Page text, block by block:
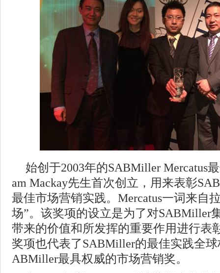
始创于2003年的SABMiller Mercatus
am Mackay先生首次创立，用来表彰
最佳市场营销实践。Mercatus一词来自
场”。该奖项的设立是为了对SABMiller
带来的价值和所发挥的重要作用进行表
奖项也代表了SABMiller的最佳实践全
ABMiller最具权威的市场营销奖。